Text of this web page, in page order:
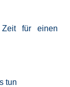
für einen
tun